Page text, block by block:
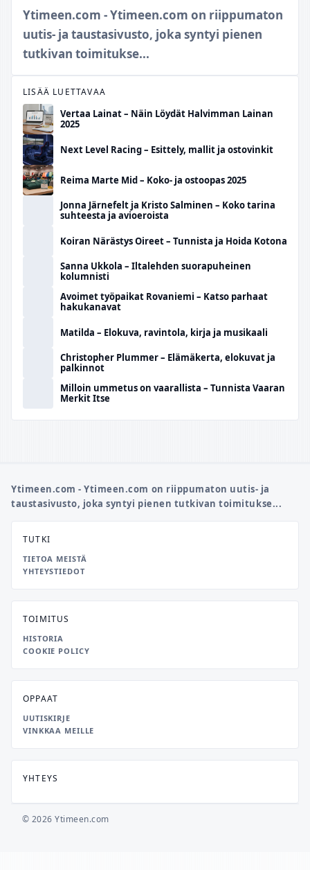
Ytimeen.com - Ytimeen.com on riippumaton
uutis- ja taustasivusto, joka syntyi pienen
tutkivan toimitukse...
LISÄÄ LUETTAVAA
Vertaa Lainat – Näin Löydät Halvimman Lainan
2025
Next Level Racing – Esittely, mallit ja ostovinkit
Reima Marte Mid – Koko- ja ostoopas 2025
Jonna Järnefelt ja Kristo Salminen – Koko tarina
suhteesta ja avioeroista
Koiran Närästys Oireet – Tunnista ja Hoida Kotona
Sanna Ukkola – Iltalehden suorapuheinen
kolumnisti
Avoimet työpaikat Rovaniemi – Katso parhaat
hakukanavat
Matilda – Elokuva, ravintola, kirja ja musikaali
Christopher Plummer – Elämäkerta, elokuvat ja
palkinnot
Milloin ummetus on vaarallista – Tunnista Vaaran
Merkit Itse
Ytimeen.com - Ytimeen.com on riippumaton uutis- ja
taustasivusto, joka syntyi pienen tutkivan toimitukse...
TUTKI
TIETOA MEISTÄ
YHTEYSTIEDOT
TOIMITUS
HISTORIA
COOKIE POLICY
OPPAAT
UUTISKIRJE
VINKKAA MEILLE
YHTEYS
© 2026 Ytimeen.com